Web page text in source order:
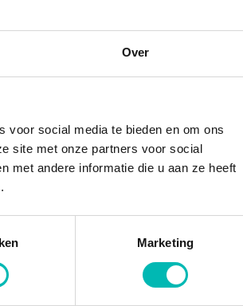
Over
voor social media te bieden en om ons
site met onze partners voor social
met andere informatie die u aan ze heeft
Marketing
Je hebt niet de
bestand te